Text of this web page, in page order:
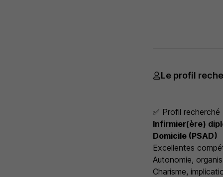
Le profil
✅ Profil recherché
Infirmier(ère)
Domicile (PSAD)
Excellentes
Autonomie,
Charisme,